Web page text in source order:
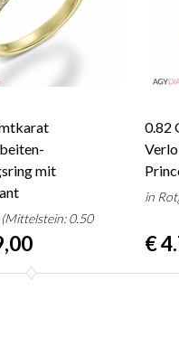
mit
0.50
0.82
in
€